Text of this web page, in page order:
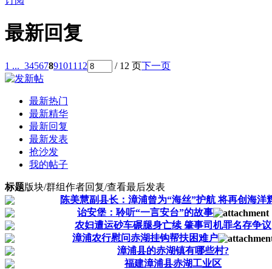
最新回复
1 ... 34567891011 12 / 12 页下一页
最新热门
最新精华
最新回复
最新发表
抢沙发
我的帖子
标题版块/群组作者回复/查看最后发表
陈美慧副县长：漳浦曾为“海丝”护航 将再创海洋
诒安堡：聆听“一言安台”的故事
农妇遭运砂车碾腿身亡续 肇事司机罪名存争议
漳浦农行慰问赤湖挂钩帮扶困难户
漳浦县的赤湖镇有哪些村?
福建漳浦县赤湖工业区